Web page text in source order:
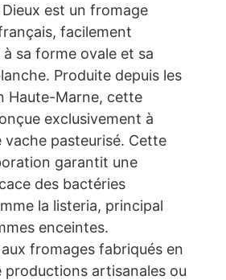
est un fromage
facilement
sa forme ovale et sa
Produite depuis les
Haute-Marne, cette
exclusivement à
pasteurisé. Cette
garantit une
des bactéries
la listeria, principal
enceintes.
fromages fabriqués en
productions artisanales ou